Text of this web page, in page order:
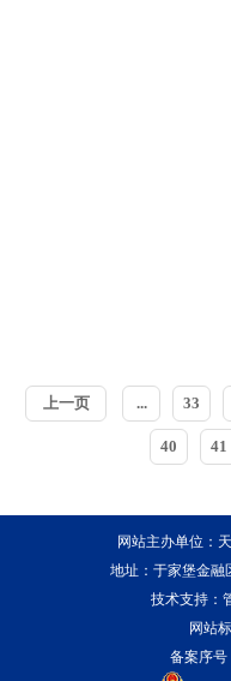
上一页 ... 33
40 41
网站主办单位：
地址：于家堡金融
技术支持：
网站
备案序号